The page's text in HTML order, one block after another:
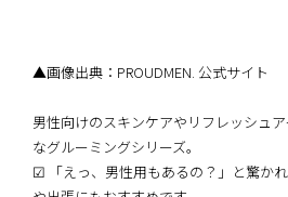
▲画像出典：PROUDMEN. 公式サイト
男性向けのスキンケアやリフレッシュ
なグルーミングシリーズ。
☑︎ 「えっ、男性用もあるの？」と驚か